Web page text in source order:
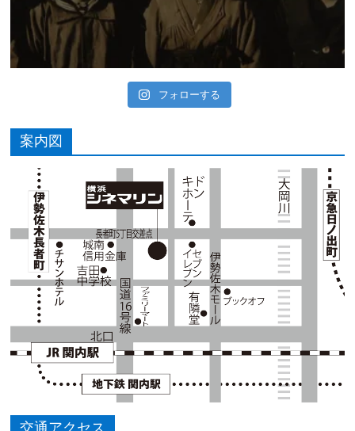
フォローする
案内図